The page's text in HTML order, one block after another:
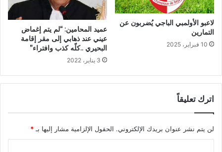
لاعبو الأولمبي الباجي يُضربون عن
التمارين
10 فبراير، 2025
عميد المحامين: “لم يتم إغماض
عيني عند ذهابي إلى مقر إقامة
البحيري ..كلّه كذب وافتراء”
3 يناير، 2022
اترك تعليقاً
لن يتم نشر عنوان بريدك الإلكتروني. الحقول الإلزامية مشار إليها بـ *